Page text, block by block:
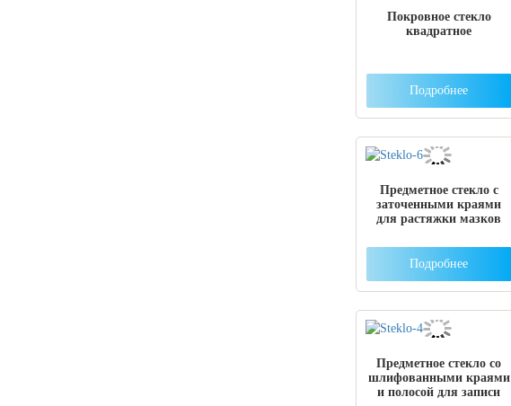
Покровное стекло
квадратное
Подробнее
Предметное стекло с
заточенными краями
для растяжки мазков
Подробнее
Предметное стекло со
шлифованными краями
и полосой для записи